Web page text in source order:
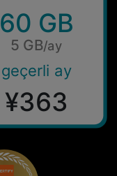
60 GB
5 GB/ay
geçerli ay
¥363